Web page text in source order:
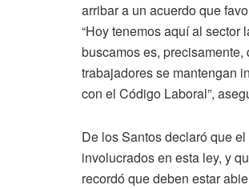
arribar a un acuerdo que
“Hoy tenemos aquí al
buscamos es,
trabajadores se mantengan
con el Código Laboral”,
De los Santos declaró que
involucrados en esta ley, y
recordó que deben estar